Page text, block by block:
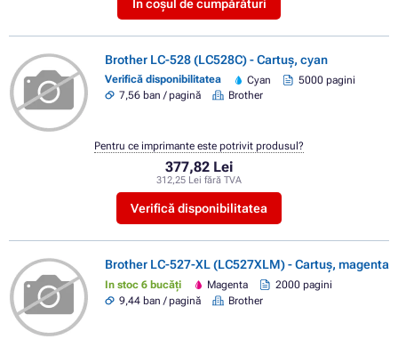
În coșul de cumpărături
Brother LC-528 (LC528C) - Cartuș, cyan
Verifică disponibilitatea Cyan
5000 pagini
7,56 ban / pagină
Brother
377,82 Lei
312,25 Lei fără TVA
Verifică disponibilitatea
Pentru ce imprimante este potrivit produsul?
Brother LC-527-XL (LC527XLM) - Cartuș, magenta
In stoc 6 bucăți Magenta
2000 pagini
9,44 ban / pagină
Brother